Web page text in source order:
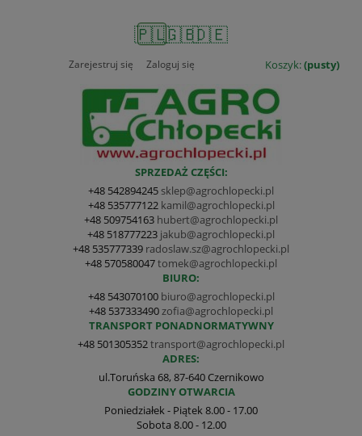
🇵🇱🇬🇧🇩🇪
Koszyk:(pusty)
Zarejestruj się Zaloguj się
SPRZEDAŻ CZĘŚCI:
+48 542894245 sklep@agrochlopecki.pl
+48 535777122 kamil@agrochlopecki.pl
+48 509754163 hubert@agrochlopecki.pl
+48 518777223 jakub@agrochlopecki.pl
+48 535777339 radoslaw.sz@agrochlopecki.pl
+48 570580047tomek@agrochlopecki.pl
BIURO:
+48 543070100 biuro@agrochlopecki.pl
+48 537333490 zofia@agrochlopecki.pl
TRANSPORT PONADNORMATYWNY
+48 501305352transport@agrochlopecki.pl
ADRES:
ul.Toruńska 68, 87-640 Czernikowo
GODZINY OTWARCIA
Poniedziałek - Piątek 8.00 - 17.00
Sobota 8.00 - 12.00